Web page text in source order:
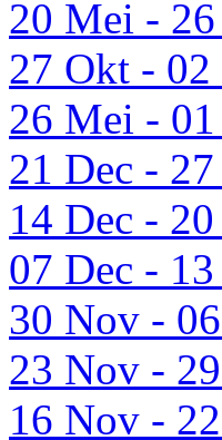
20 Mei -
27 Okt -
26 Mei -
21 Dec -
14 Dec -
07 Dec -
30 Nov -
23 Nov -
16 Nov -